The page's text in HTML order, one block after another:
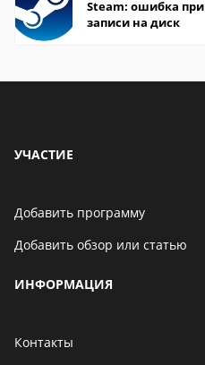
Steam: ошибка при
записи на диск
УЧАСТИЕ
Добавить программу
Добавить обзор или статью
ИНФОРМАЦИЯ
Контакты